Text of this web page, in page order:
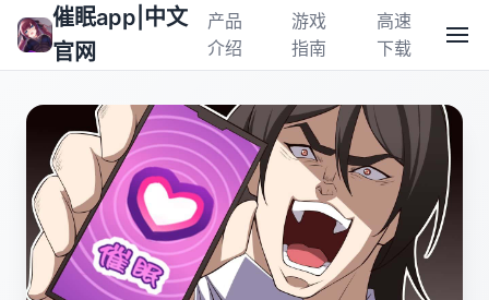
催眠app|中文
官网
产品
介绍
游戏
指南
高速
下载